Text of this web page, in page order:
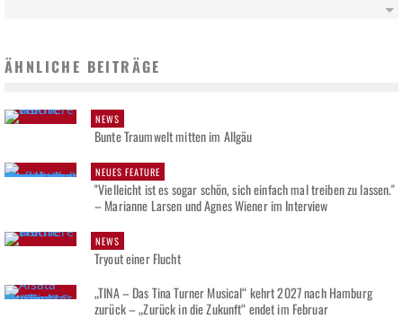
ÄHNLICHE BEITRÄGE
NEWS
Bunte Traumwelt mitten im Allgäu
NEUES FEATURE
"Vielleicht ist es sogar schön, sich einfach mal treiben zu lassen."
– Marianne Larsen und Agnes Wiener im Interview
NEWS
Tryout einer Flucht
„TINA – Das Tina Turner Musical“ kehrt 2027 nach Hamburg
zurück – „Zurück in die Zukunft“ endet im Februar